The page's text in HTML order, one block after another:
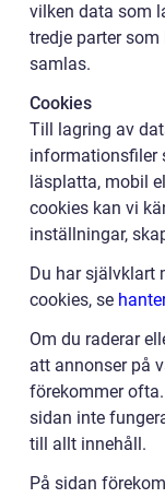
vilken data som
tredje parter
samlas.
Cookies
Till lagring av
informationsfiler
läsplatta, mobil
cookies kan vi
inställningar,
Du har självklart
cookies, se
Om du raderar
att annonser på
förekommer
sidan inte
till allt innehåll.
På sidan